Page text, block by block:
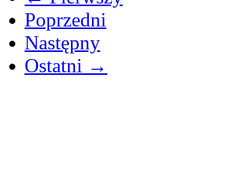
Poprzedni
Następny
Ostatni →